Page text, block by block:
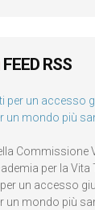
FEED RSS
per un accesso
un mondo più
Commissione
per la Vita
un accesso
un mondo più